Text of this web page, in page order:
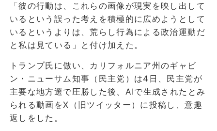
「彼の行動は、これらの画像が現実を映し出して
いるという誤った考えを積極的に広めようとして
いるというよりは、荒らし行為による政治運動だ
と私は見ている」と付け加えた。
トランプ氏に倣い、カリフォルニア州のギャビ
ン・ニューサム知事（民主党）は4日、民主党が
主要な地方選で圧勝した後、AIで生成されたとみ
られる動画をX（旧ツイッター）に投稿し、意趣
返しをした。